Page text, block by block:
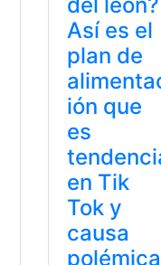
Así es el
plan de
ión que
es
en Tik
Tok y
causa
polémica